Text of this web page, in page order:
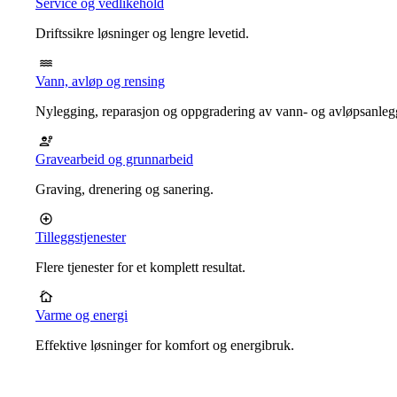
Driftssikre løsninger og lengre levetid.
Vann, avløp og rensing
Nylegging, reparasjon og oppgradering av vann- og
Gravearbeid og grunnarbeid
Graving, drenering og sanering.
Tilleggstjenester
Flere tjenester for et komplett resultat.
Varme og energi
Effektive løsninger for komfort og energibruk.